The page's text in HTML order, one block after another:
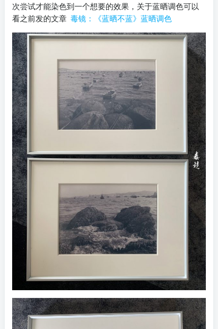
次尝试才能染色到一个想要的效果，关于蓝晒调色可以
看之前发的文章 毒镜：《蓝晒不蓝》蓝晒调色